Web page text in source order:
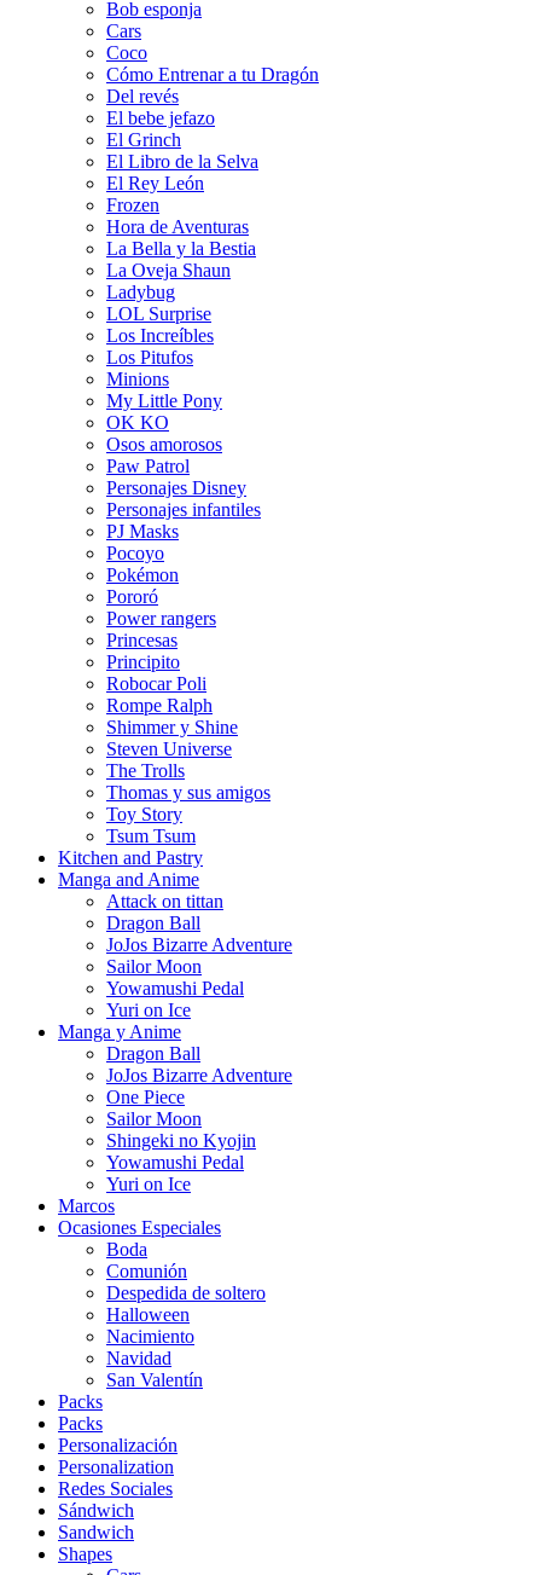
Bob esponja
Cars
Coco
Cómo Entrenar a tu Dragón
Del revés
El bebe jefazo
El Grinch
El Libro de la Selva
El Rey León
Frozen
Hora de Aventuras
La Bella y la Bestia
La Oveja Shaun
Ladybug
LOL Surprise
Los Increíbles
Los Pitufos
Minions
My Little Pony
OK KO
Osos amorosos
Paw Patrol
Personajes Disney
Personajes infantiles
PJ Masks
Pocoyo
Pokémon
Pororó
Power rangers
Princesas
Principito
Robocar Poli
Rompe Ralph
Shimmer y Shine
Steven Universe
The Trolls
Thomas y sus amigos
Toy Story
Tsum Tsum
Kitchen and Pastry
Manga and Anime
Attack on tittan
Dragon Ball
JoJos Bizarre Adventure
Sailor Moon
Yowamushi Pedal
Yuri on Ice
Manga y Anime
Dragon Ball
JoJos Bizarre Adventure
One Piece
Sailor Moon
Shingeki no Kyojin
Yowamushi Pedal
Yuri on Ice
Marcos
Ocasiones Especiales
Boda
Comunión
Despedida de soltero
Halloween
Nacimiento
Navidad
San Valentín
Packs
Packs
Personalización
Personalization
Redes Sociales
Sándwich
Sandwich
Shapes